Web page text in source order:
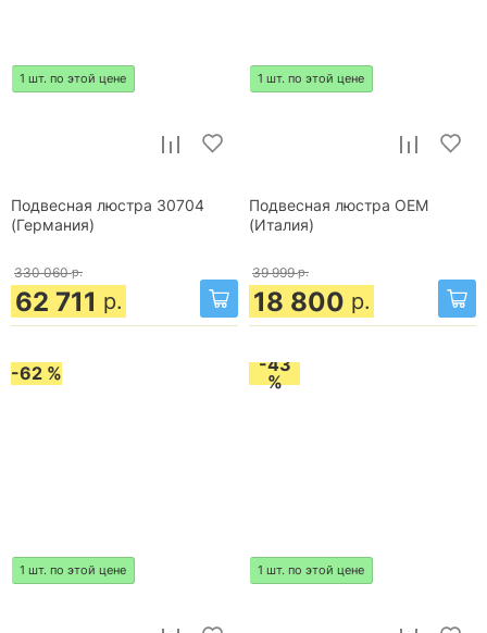
1 шт. по этой цене
Подвесная люстра 30704
(Германия)
330 060 р.
62 711 р.
1 шт. по этой цене
Подвесная люстра OEM
(Италия)
39 999 р.
18 800 р.
-62 %
1 шт. по этой цене
-43
%
1 шт. по этой цене